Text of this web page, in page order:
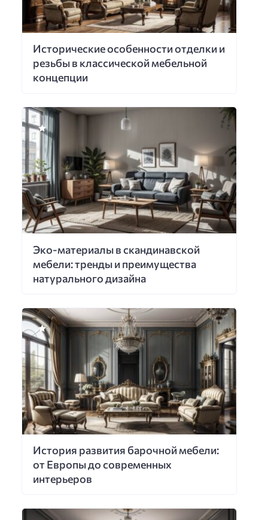
Исторические особенности отделки и
резьбы в классической мебельной
концепции
Эко-материалы в скандинавской
мебели: тренды и преимущества
натурального дизайна
История развития барочной мебели:
от Европы до современных
интерьеров